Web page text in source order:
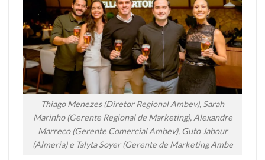
Thiago Menezes (Diretor Regional Ambev), Sarah
Marinho (Gerente Regional de Marketing), Alexandre
Marreco (Gerente Comercial Ambev), Guto Jabour
(Almeria) e Talyta Soyer (Gerente de Marketing Ambe